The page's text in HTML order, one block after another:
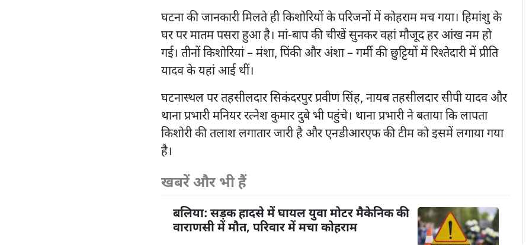
घटना की जानकारी मिलते ही किशोरियों के परिजनों में कोहराम मच गया। हिमांशु के
घर पर मातम पसरा हुआ है। मां-बाप की चीखें सुनकर वहां मौजूद हर आंख नम हो
गई। तीनों किशोरियां – मंशा, पिंकी और अंशा – गर्मी की छुट्टियों में रिश्तेदारी में प्रीति
यादव के यहां आई थीं।
घटनास्थल पर तहसीलदार सिकंदरपुर प्रवीण सिंह, नायब तहसीलदार सीपी यादव और
थाना प्रभारी मनियर रत्नेश कुमार दुबे भी पहुंचे। थाना प्रभारी ने बताया कि लापता
किशोरी की तलाश लगातार जारी है और एनडीआरएफ की टीम को इसमें लगाया गया
है।
खबरें और भी हैं
बलिया: सड़क हादसे में घायल युवा मोटर मैकेनिक की
वाराणसी में मौत, परिवार में मचा कोहराम